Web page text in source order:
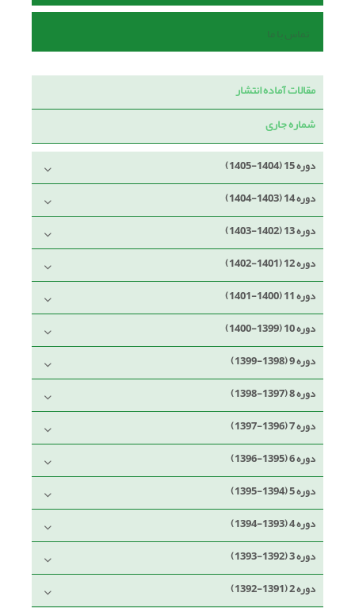
تماس با ما
مقالات آماده انتشار
شماره جاری
دوره 15 (1404-1405)
دوره 14 (1403-1404)
دوره 13 (1402-1403)
دوره 12 (1401-1402)
دوره 11 (1400-1401)
دوره 10 (1399-1400)
دوره 9 (1398-1399)
دوره 8 (1397-1398)
دوره 7 (1396-1397)
دوره 6 (1395-1396)
دوره 5 (1394-1395)
دوره 4 (1393-1394)
دوره 3 (1392-1393)
دوره 2 (1391-1392)